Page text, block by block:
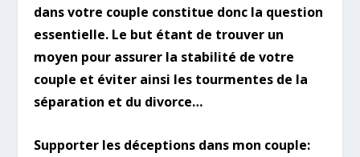
dans votre couple constitue donc la question
essentielle. Le but étant de trouver un
moyen pour assurer la stabilité de votre
couple et éviter ainsi les tourmentes de la
séparation et du divorce…
Supporter les déceptions dans mon couple: